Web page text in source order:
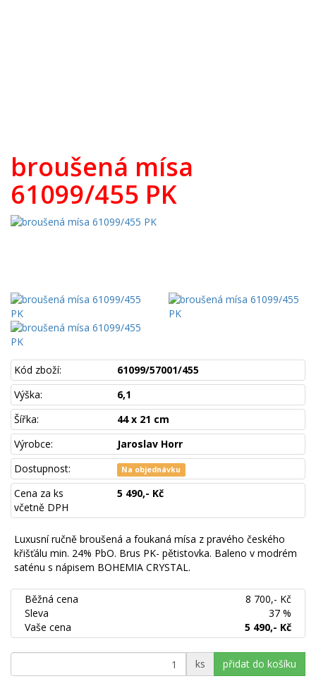
broušená mísa
61099/455 PK
Kód zboží:
61099/57001/455
Výška:
6,1
Šířka:
44 x 21 cm
Výrobce:
Jaroslav Horr
Dostupnost:
Na objednávku
Cena za ks
včetně DPH
5 490,- Kč
Luxusní ručně broušená a foukaná mísa z pravého českého
křišťálu min. 24% PbO. Brus PK- pětistovka. Baleno v modrém
saténu s nápisem BOHEMIA CRYSTAL.
Běžná cena
8 700,- Kč
Sleva
37 %
Vaše cena
5 490,- Kč
ks